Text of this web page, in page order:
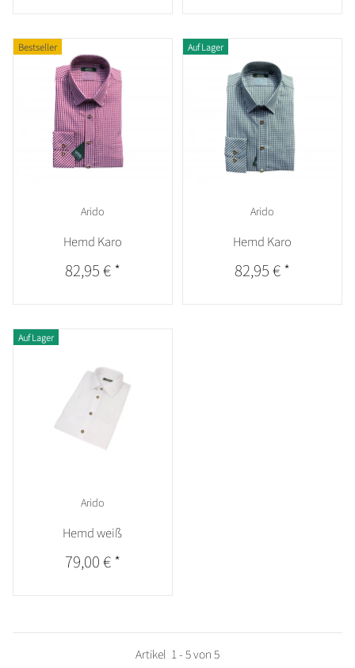
Bestseller
Arido
Hemd Karo
82,95 €*
Auf Lager
Arido
Hemd Karo
82,95 €*
Auf Lager
Arido
Hemd weiß
79,00 €*
Artikel 1 - 5von 5